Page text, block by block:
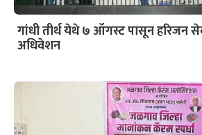
गांधी तीर्थ येथे ७ ऑगस्ट पासून हरिजन
अधिवेशन